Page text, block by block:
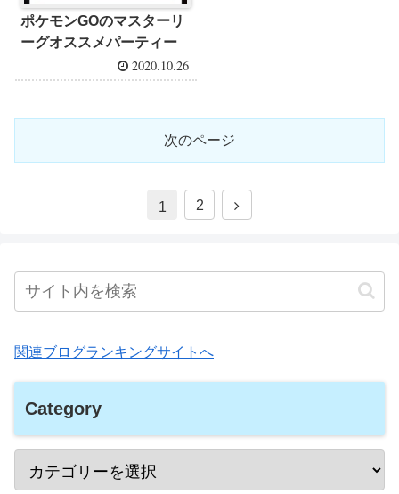
ポケモンGOのマスターリ
ーグオススメパーティー
2020.10.26
次のページ
1 2
関連ブログランキングサイトへ
Category